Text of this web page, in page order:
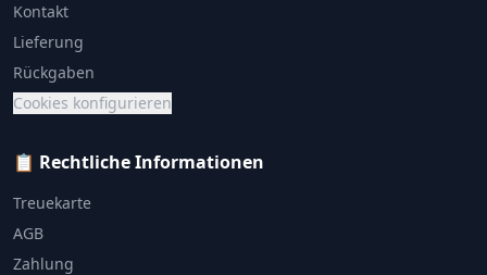
Kontakt
Lieferung
Rückgaben
Cookies konfigurieren
📋 Rechtliche Informationen
Treuekarte
AGB
Zahlung